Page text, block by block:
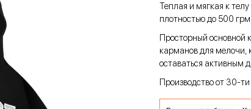
18590 руб
Теплая и мягкая к
плотностью до 500
Просторный основной
карманов для мелочи,
оставаться активным
Производство от 30-